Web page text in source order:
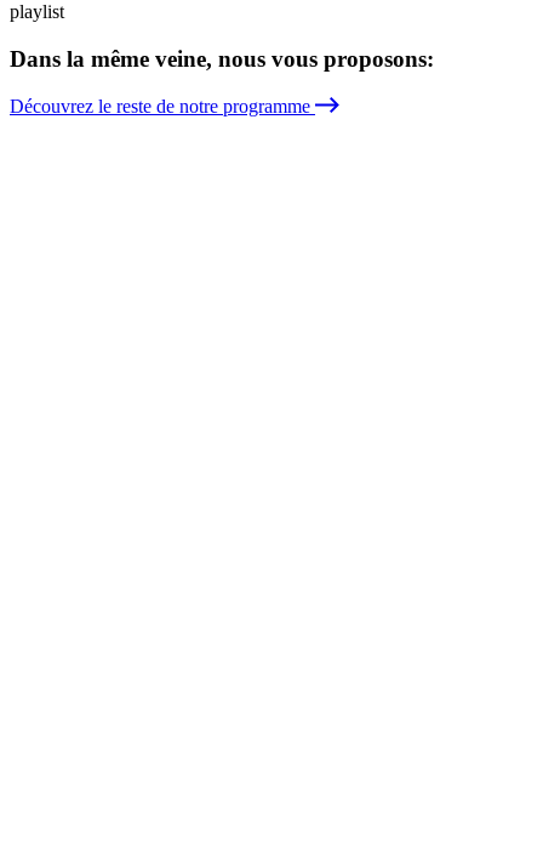
playlist
Dans la même veine, nous vous proposons:
Découvrez le reste de notre programme